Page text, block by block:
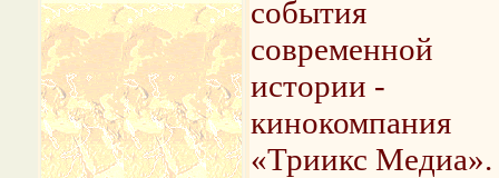
события
современной
истории -
кинокомпания
«Триикс Медиа».